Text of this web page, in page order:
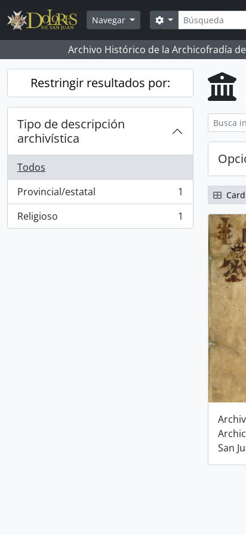
Skip to main content
Navegar
Búsqueda
Search options
Archivo Histórico de la Archicofradía
Restringir resultados por:
Tipo de descripción
archivística
Todos
Provincial/estatal
, 1 resultados
1
Religioso
, 1 resultados 1
San